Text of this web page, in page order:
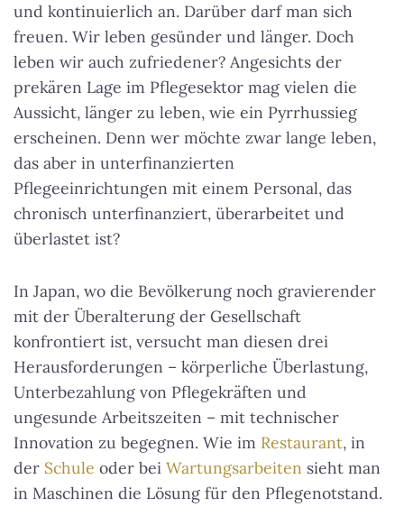
und kontinuierlich an. Darüber darf man sich
freuen. Wir leben gesünder und länger. Doch
leben wir auch zufriedener? Angesichts der
prekären Lage im Pflegesektor mag vielen die
Aussicht, länger zu leben, wie ein Pyrrhussieg
erscheinen. Denn wer möchte zwar lange leben,
das aber in unterfinanzierten
Pflegeeinrichtungen mit einem Personal, das
chronisch unterfinanziert, überarbeitet und
überlastet ist?
In Japan, wo die Bevölkerung noch gravierender
mit der Überalterung der Gesellschaft
konfrontiert ist, versucht man diesen drei
Herausforderungen – körperliche Überlastung,
Unterbezahlung von Pflegekräften und
ungesunde Arbeitszeiten – mit technischer
Innovation zu begegnen. Wie im Restaurant, in
der Schule oder bei Wartungsarbeiten sieht man
in Maschinen die Lösung für den Pflegenotstand.